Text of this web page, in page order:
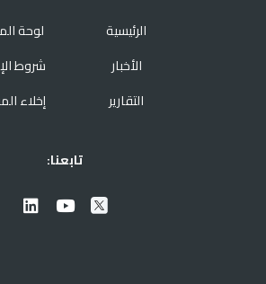
الرئيسية
الأخبار
التقارير
لوحة
شروط
إخلاء
تابعنا: